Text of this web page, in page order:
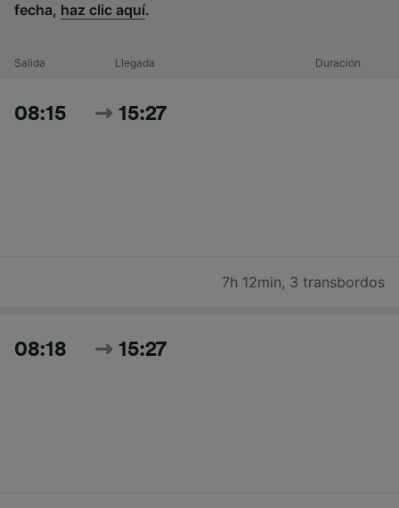
fecha, haz clic aquí.
Salida Llegada Duración
08:15 15:27
7h 12min, 3 transbordos
08:18 15:27